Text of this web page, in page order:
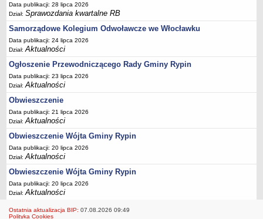
Majątek gminy
Majątek jednostek organizacyjnych
Dług publiczny
Realizacja inwestycji
Sprawozdania z wykonania budżetu
Sprawozdania kwartalne RB
Informacje z wykonania budżetu gminy (w tym ulgi, odroczenia)
Interpretacje indywidualne
SPRAWY DO ZAŁATWIENIA
BUDOWA PRZYDOMOWYCH OCZYSZCZALNI ŚCIEKÓW -
DOFINANSOWANIE
Preferencyjny zakup węgla
Data publikacji: 28 lipca 2026
Dział:Sprawozdania kwartalne RB
Samorządowe Kolegium Odwoławcze we Włocławku
Data publikacji: 24 lipca 2026
Dział:Aktualności
Ogłoszenie Przewodniczącego Rady Gminy Rypin
Data publikacji: 23 lipca 2026
Dział:Aktualności
Obwieszczenie
Data publikacji: 21 lipca 2026
Dział:Aktualności
Obwieszczenie Wójta Gminy Rypin
Data publikacji: 20 lipca 2026
Dział:Aktualności
Obwieszczenie Wójta Gminy Rypin
Data publikacji: 20 lipca 2026
Dział:Aktualności
Ostatnia aktualizacja BIP: 07.08.2026 09:49
Polityka Cookies